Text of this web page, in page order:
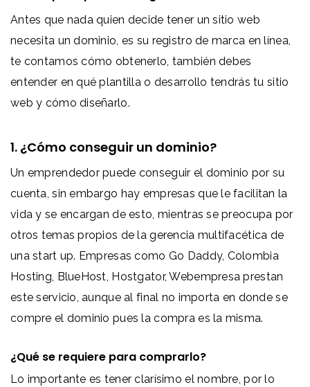
Antes que nada quien decide tener un sitio web
necesita un dominio, es su registro de marca en línea,
te contamos cómo obtenerlo, también debes
entender en qué plantilla o desarrollo tendrás tu sitio
web y cómo diseñarlo.
1. ¿Cómo conseguir un dominio?
Un emprendedor puede conseguir el dominio por su
cuenta, sin embargo hay empresas que le facilitan la
vida y se encargan de esto, mientras se preocupa por
otros temas propios de la gerencia multifacética de
una start up. Empresas como Go Daddy, Colombia
Hosting, BlueHost, Hostgator, Webempresa prestan
este servicio, aunque al final no importa en donde se
compre el dominio pues la compra es la misma.
¿Qué se requiere para comprarlo?
Lo importante es tener clarísimo el nombre, por lo